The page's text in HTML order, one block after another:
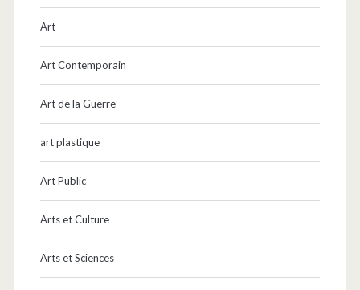
Art
Art Contemporain
Art de la Guerre
art plastique
Art Public
Arts et Culture
Arts et Sciences